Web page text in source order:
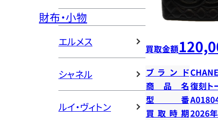
財布・小物
エルメス
シャネル
ルイ・ヴィトン
買取金額
ブランド
商品名復刻ト
型番
買取時期2026